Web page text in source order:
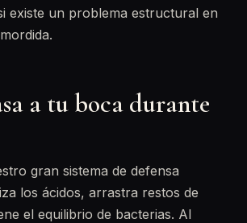
existe un problema estructural en
a tu boca durante
gran sistema de defensa
los ácidos, arrastra restos de
el equilibrio de bacterias. Al